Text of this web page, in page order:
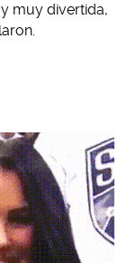
muy divertida,